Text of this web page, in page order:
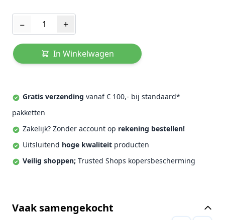
− +
In Winkelwagen
Gratis verzending vanaf € 100,- bij standaard*
pakketten
Zakelijk? Zonder account op rekening bestellen!
Uitsluitend hoge kwaliteit producten
Veilig shoppen; Trusted Shops kopersbescherming
Vaak samengekocht